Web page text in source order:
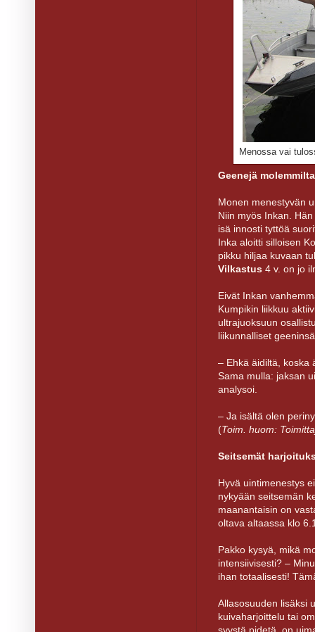
Menossa vai
Geenejä
Monen menestyvän
Niin myös Inkan.
isä innosti tyttöä
Inka aloitti silloisen
pikku hiljaa kuvaan
Vilkastus 4 v. on jo
Eivät Inkan
Kumpikin liikkuu
ultrajuoksuun
liikunnalliset
– Ehkä äidiltä, koska
Sama mulla: jaksan
analysoi.
– Ja isältä olen
(Toim. huom:
Seitsemät
Hyvä uintimenestys
nykyään seitsemän
maanantaisin on
oltava altaassa klo
Pakko kysyä, mikä
intensiivisesti? –
ihan totaalisesti!
Allasosuuden lisäksi
kuivaharjoittelu tai